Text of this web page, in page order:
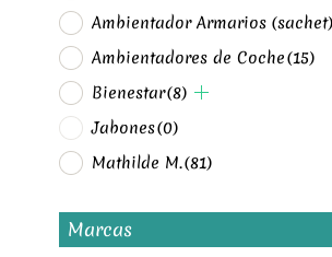
Ambientador Armarios (sachet)
Ambientadores de Coche(15)
Bienestar(8)
Jabones(0)
Mathilde M.(81)
Marcas